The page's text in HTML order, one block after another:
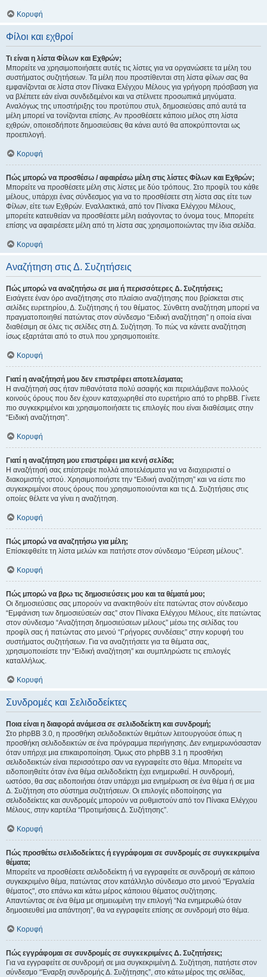
Κορυφή
Φίλοι και εχθροί
Τι είναι η λίστα Φίλων και Εχθρών;
Μπορείτε να χρησιμοποιήσετε αυτές τις λίστες για να οργανώσετε τα μέλη του
συστήματος συζητήσεων. Τα μέλη που προστίθενται στη λίστα φίλων σας θα
εμφανίζονται σε λίστα στον Πίνακα Ελέγχου Μέλους για γρήγορη πρόσβαση για
να βλέπετε εάν είναι συνδεδεμένοι και να στέλνετε προσωπικά μηνύματα.
Αναλόγως της υποστήριξης του προτύπου στυλ, δημοσιεύσεις από αυτά τα
μέλη μπορεί να τονίζονται επίσης. Αν προσθέσετε κάποιο μέλος στη λίστα
εχθρών, οποιεσδήποτε δημοσιεύσεις θα κάνει αυτό θα αποκρύπτονται ως
προεπιλογή.
Κορυφή
Πώς μπορώ να προσθέσω / αφαιρέσω μέλη στις λίστες Φίλων και Εχθρών;
Μπορείτε να προσθέσετε μέλη στις λίστες με δύο τρόπους. Στο προφίλ του κάθε
μέλους, υπάρχει ένας σύνδεσμος για να το προσθέσετε στη λίστα σας είτε των
Φίλων, είτε των Εχθρών. Εναλλακτικά, από τον Πίνακα Ελέγχου Μέλους,
μπορείτε κατευθείαν να προσθέσετε μέλη εισάγοντας το όνομα τους. Μπορείτε
επίσης να αφαιρέσετε μέλη από τη λίστα σας χρησιμοποιώντας την ίδια σελίδα.
Κορυφή
Αναζήτηση στις Δ. Συζητήσεις
Πώς μπορώ να αναζητήσω σε μια ή περισσότερες Δ. Συζητήσεις;
Εισάγετε έναν όρο αναζήτησης στο πλαίσιο αναζήτησης που βρίσκεται στις
σελίδες ευρετηρίου, Δ. Συζήτησης ή του θέματος. Σύνθετη αναζήτηση μπορεί να
πραγματοποιηθεί πατώντας στον σύνδεσμο “Ειδική αναζήτηση” η οποία είναι
διαθέσιμη σε όλες τις σελίδες στη Δ. Συζήτηση. Το πώς να κάνετε αναζήτηση
ίσως εξαρτάται από το στυλ που χρησιμοποιείτε.
Κορυφή
Γιατί η αναζήτησή μου δεν επιστρέφει αποτελέσματα;
Η αναζήτησή σας ήταν πιθανότατα πολύ ασαφής και περιελάμβανε πολλούς
κοινούς όρους που δεν έχουν καταχωρηθεί στο ευρετήριο από το phpBB. Γίνετε
πιο συγκεκριμένοι και χρησιμοποιήσετε τις επιλογές που είναι διαθέσιμες στην
“Ειδική αναζήτηση”.
Κορυφή
Γιατί η αναζήτηση μου επιστρέφει μια κενή σελίδα;
Η αναζήτησή σας επέστρεψε πολλά αποτελέσματα για να διαχειριστεί ο
διακομιστής ιστού. Χρησιμοποιήστε την “Ειδική αναζήτηση” και να είστε πιο
συγκεκριμένοι στους όρους που χρησιμοποιούνται και τις Δ. Συζητήσεις στις
οποίες θέλετε να γίνει η αναζήτηση.
Κορυφή
Πώς μπορώ να αναζητήσω για μέλη;
Επίσκεφθείτε τη λίστα μελών και πατήστε στον σύνδεσμο “Εύρεση μέλους”.
Κορυφή
Πώς μπορώ να βρω τις δημοσιεύσεις μου και τα θέματά μου;
Οι δημοσιεύσεις σας μπορούν να ανακτηθούν είτε πατώντας στον σύνδεσμο
“Εμφάνιση των δημοσιεύσεών σας” στον Πίνακα Ελέγχου Μέλους, είτε πατώντας
στον σύνδεσμο “Αναζήτηση δημοσιεύσεων μέλους” μέσω της σελίδας του
προφίλ σας ή πατώντας στο μενού “Γρήγορες συνδέσεις” στην κορυφή του
συστήματος συζητήσεων. Για να αναζητήσετε για τα θέματα σας,
χρησιμοποιείστε την “Ειδική αναζήτηση” και συμπληρώστε τις επιλογές
καταλλήλως.
Κορυφή
Συνδρομές και Σελιδοδείκτες
Ποια είναι η διαφορά ανάμεσα σε σελιδοδείκτη και συνδρομή;
Στο phpBB 3.0, η προσθήκη σελιδοδεικτών θεμάτων λειτουργούσε όπως η
προσθήκη σελιδοδεικτών σε ένα πρόγραμμα περιήγησης. Δεν ενημερωνόσασταν
όταν υπήρχε μια επικαιροποίηση. Όμως στο phpBB 3.1 η προσθήκη
σελιδοδεικτών είναι περισσότερο σαν να εγγραφείτε στο θέμα. Μπορείτε να
ειδοποιηθείτε όταν ένα θέμα σελιδοδείκτη έχει ενημερωθεί. Η συνδρομή,
ωστόσο, θα σας ειδοποιήσει όταν υπάρχει μια ενημέρωση σε ένα θέμα ή σε μια
Δ. Συζήτηση στο σύστημα συζητήσεων. Οι επιλογές ειδοποίησης για
σελιδοδείκτες και συνδρομές μπορούν να ρυθμιστούν από τον Πίνακα Ελέγχου
Μέλους, στην καρτέλα “Προτιμήσεις Δ. Συζήτησης”.
Κορυφή
Πώς προσθέτω σελιδοδείκτες ή εγγράφομαι σε συνδρομές σε συγκεκριμένα
θέματα;
Μπορείτε να προσθέσετε σελιδοδείκτη ή να εγγραφείτε σε συνδρομή σε κάποιο
συγκεκριμένο θέμα, πατώντας στον κατάλληλο σύνδεσμο στο μενού "Εργαλεία
θέματος", στο επάνω και κάτω μέρος κάποιου θέματος συζήτησης.
Απαντώντας σε ένα θέμα με σημειωμένη την επιλογή “Να ενημερωθώ όταν
δημοσιευθεί μια απάντηση”, θα να εγγραφείτε επίσης σε συνδρομή στο θέμα.
Κορυφή
Πώς εγγράφομαι σε συνδρομές σε συγκεκριμένες Δ. Συζητήσεις;
Για να εγγραφείτε σε συνδρομή σε μια συγκεκριμένη Δ. Συζήτηση, πατήστε στον
σύνδεσμο “Έναρξη συνδρομής Δ. Συζήτησης”, στο κάτω μέρος της σελίδας,